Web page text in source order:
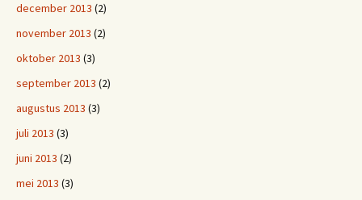
december 2013 (2)
november 2013 (2)
oktober 2013 (3)
september 2013 (2)
augustus 2013 (3)
juli 2013 (3)
juni 2013 (2)
mei 2013 (3)